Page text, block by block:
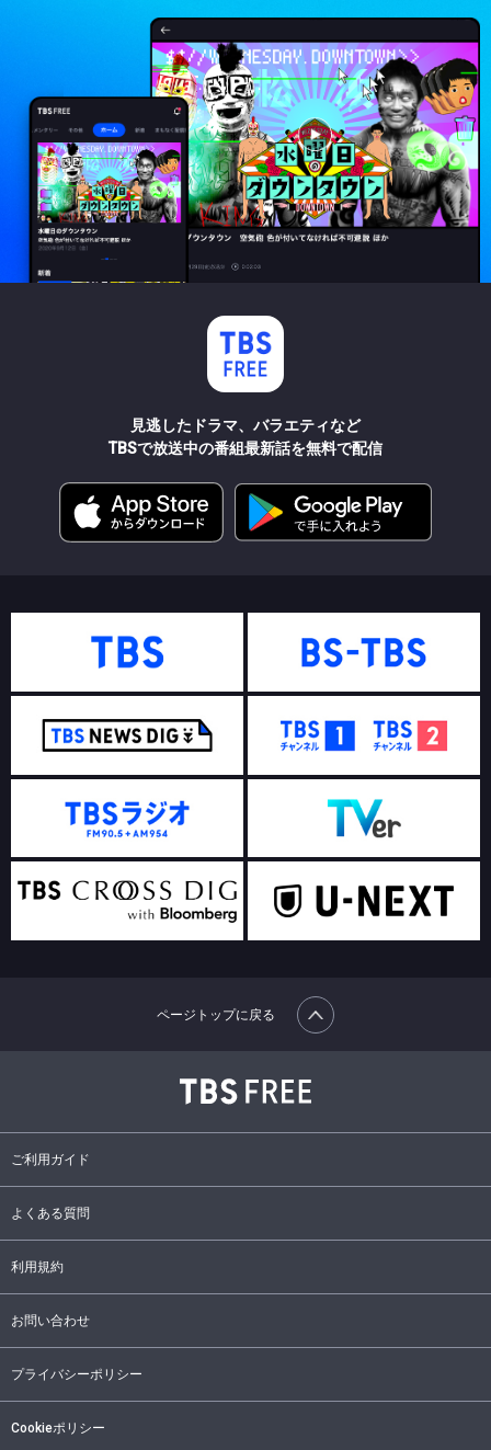
見逃したドラマ、バラエティなど
TBSで放送中の番組最新話を無料で配信
ご利用ガイド
よくある質問
利用規約
お問い合わせ
プライバシーポリシー
Cookieポリシー
ページトップに戻る